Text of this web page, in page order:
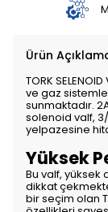
Ürün
TORK
ve gaz
sunmaktadır.
solenoid valf,
yelpazesine
Yüksek
Bu valf, yüksek
dikkat
bir seçim olan